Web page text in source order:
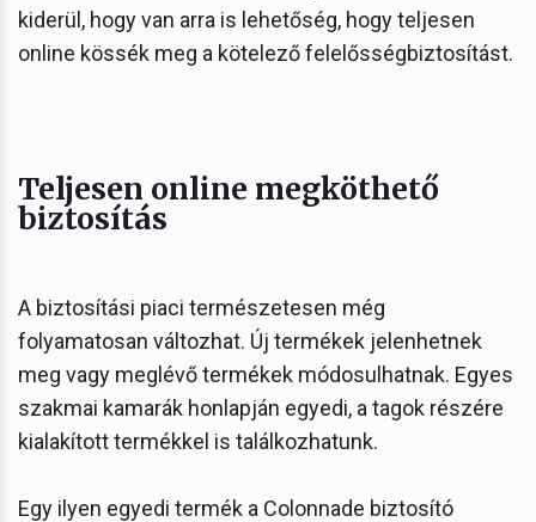
kiderül, hogy van arra is lehetőség, hogy teljesen
online kössék meg a kötelező felelősségbiztosítást.
Teljesen online megköthető
biztosítás
A biztosítási piaci természetesen még
folyamatosan változhat. Új termékek jelenhetnek
meg vagy meglévő termékek módosulhatnak. Egyes
szakmai kamarák honlapján egyedi, a tagok részére
kialakított termékkel is találkozhatunk.
Egy ilyen egyedi termék a Colonnade biztosító